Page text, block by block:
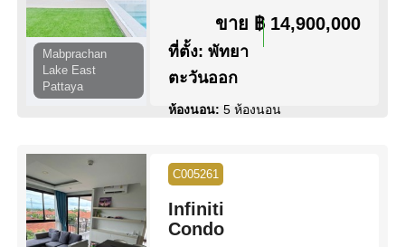
Mabprachan
Lake East
Pattaya
ขาย ฿ 14,900,000
ที่ตั้ง: พัทยา
ตะวันออก
ห้องนอน: 5 ห้องนอน
ขนาดที่ดิน:
สระว่ายน้ำ:
สิทธิการครอบครอง:
วิว:วิว สระว่ายน้ำ
C005261
Infiniti
Condo